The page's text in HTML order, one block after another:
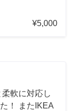
¥5,000
軟に対応し
！ またIKEA